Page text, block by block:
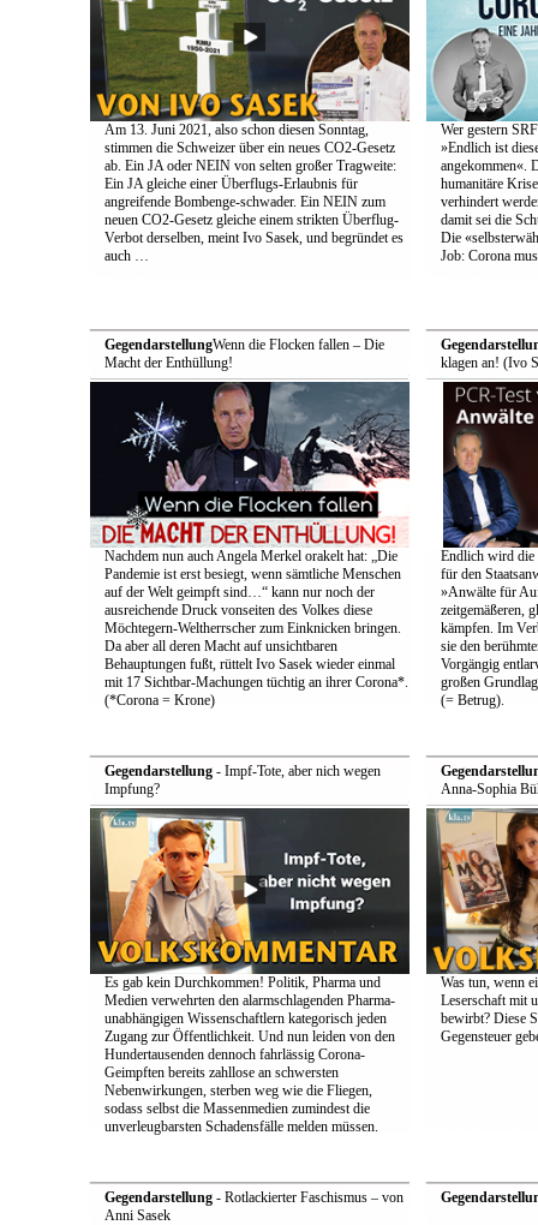
Am 13. Juni 2021, also schon diesen Sonntag,
stimmen die Schweizer über ein neues CO2-Gesetz
ab. Ein JA oder NEIN von selten großer Tragweite:
Ein JA gleiche einer Überflugs-Erlaubnis für
angreifende Bombenge-schwader. Ein NEIN zum
neuen CO2-Gesetz gleiche einem strikten Überflug-
Verbot derselben, meint Ivo Sasek, und begründet es
auch …
Wer gestern
»Endlich ist
angekommen«.
humanitäre
verhindert
damit sei die
Die
Job: Corona
GegendarstellungWenn die Flocken fallen – Die
Macht der Enthüllung!
Nachdem nun auch Angela Merkel orakelt hat: „Die
Pandemie ist erst besiegt, wenn sämtliche Menschen
auf der Welt geimpft sind…“ kann nur noch der
ausreichende Druck vonseiten des Volkes diese
Möchtegern-Weltherrscher zum Einknicken bringen.
Da aber all deren Macht auf unsichtbaren
Behauptungen fußt, rüttelt Ivo Sasek wieder einmal
mit 17 Sichtbar-Machungen tüchtig an ihrer Corona*.
(*Corona = Krone)
klagen an! (Ivo
Endlich wird die
für den
»Anwälte für
zeitgemäßeren,
kämpfen. Im
sie den
Vorgängig
großen
(= Betrug).
Gegendarstellung- Impf-Tote, aber nich wegen
Impfung?
Es gab kein Durchkommen! Politik, Pharma und
Medien verwehrten den alarmschlagenden Pharma-
unabhängigen Wissenschaftlern kategorisch jeden
Zugang zur Öffentlichkeit. Und nun leiden von den
Hundertausenden dennoch fahrlässig Corona-
Geimpften bereits zahllose an schwersten
Nebenwirkungen, sterben weg wie die Fliegen,
sodass selbst die Massenmedien zumindest die
unverleugbarsten Schadensfälle melden müssen.
Anna-Sophia
Was tun, wenn
Leserschaft mit
bewirbt? Diese
Gegensteuer
Gegendarstellung- Rotlackierter Faschismus – von
Anni Sasek